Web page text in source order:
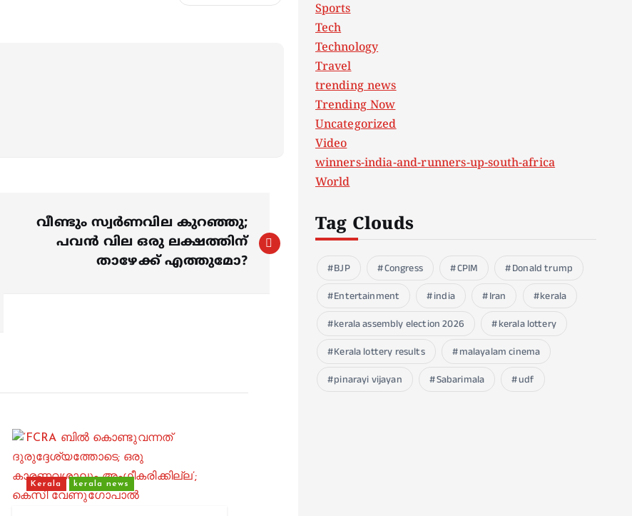
വീണ്ടും സ്വര്‍ണവില കുറഞ്ഞു;
പവന്‍ വില ഒരു ലക്ഷത്തിന്
താഴേക്ക് എത്തുമോ?
Kerala kerala news
Sports
Tech
Technology
Travel
trending news
Trending Now
Uncategorized
Video
winners-india-and-runners-up-south-africa
World
Tag Clouds
BJP Congress CPIM
Donald trump
Entertainment
india Iran
kerala
kerala assembly election 2026
kerala lottery
Kerala lottery results
malayalam cinema
pinarayi vijayan
Sabarimala udf